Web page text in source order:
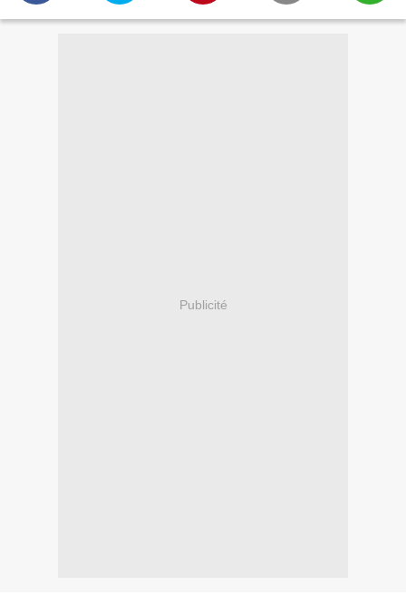
Publicité